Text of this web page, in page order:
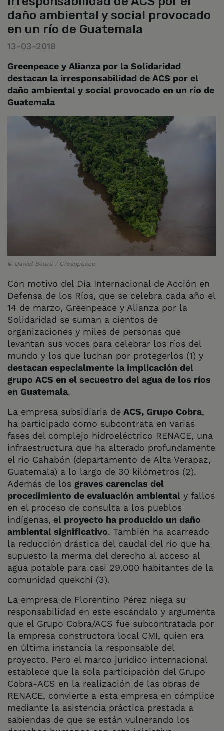
daño ambiental y social provocado
en un río de Guatemala
13-03-2018
Greenpeace y Alianza por la Solidaridad
destacan la irresponsabilidad de ACS por el
daño ambiental y social provocado en un río de
Guatemala
© Daniel Beltrá / Greenpeace
Con motivo del Día Internacional de Acción en
Defensa de los Ríos, que se celebra cada año el
14 de marzo, Greenpeace y Alianza por la
Solidaridad se suman a cientos de
organizaciones y miles de personas que
levantan sus voces para celebrar los ríos del
mundo y los que luchan por protegerlos (1) y
destacan especialmente la implicación del
grupo ACS en el secuestro del agua de los ríos
en Guatemala.
La empresa subsidiaria de ACS, Grupo Cobra,
ha participado como subcontrata en varias
fases del complejo hidroeléctrico RENACE, una
infraestructura que ha alterado profundamente
el río Cahabón (departamento de Alta Verapaz,
Guatemala) a lo largo de 30 kilómetros (2).
Además de los graves carencias del
procedimiento de evaluación ambiental y fallos
en el proceso de consulta a los pueblos
indígenas, el proyecto ha producido un daño
ambiental significativo. También ha acarreado
la reducción drástica del caudal del río que ha
supuesto la merma del derecho al acceso al
agua potable para casi 29.000 habitantes de la
comunidad quekchí (3).
La empresa de Florentino Pérez niega su
responsabilidad en este escándalo y argumenta
que el Grupo Cobra/ACS fue subcontratada por
la empresa constructora local CMI, quien era
en última instancia la responsable del
proyecto. Pero el marco jurídico internacional
establece que la sola participación del Grupo
Cobra-ACS en la realización de las obras de
RENACE, convierte a esta empresa en cómplice
mediante la asistencia práctica prestada a
sabiendas de que se están vulnerando los